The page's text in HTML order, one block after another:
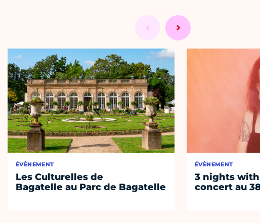
ÉVÈNEMENT
Les Culturelles de
Bagatelle au Parc de Bagatelle
ÉVÈNEMENT
3 nights with
concert au